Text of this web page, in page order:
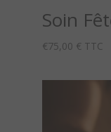
Soin
€75,00 € TTC